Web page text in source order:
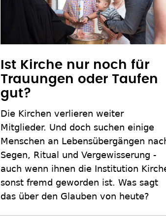
Ist Kirche nur noch für
Trauungen oder Taufen
gut?
Die Kirchen verlieren weiter
Mitglieder. Und doch suchen einige
Menschen an Lebensübergängen
Segen, Ritual und Vergewisserung -
auch wenn ihnen die Institution
sonst fremd geworden ist. Was sagt
das über den Glauben von heute?